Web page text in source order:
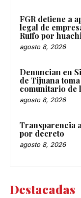
FGR detiene a
legal de
Ruffo por
agosto 8, 2026
Denuncian en
de Tijuana
comunitario de
agosto 8, 2026
Transparencia
por decreto
agosto 8, 2026
Destacadas